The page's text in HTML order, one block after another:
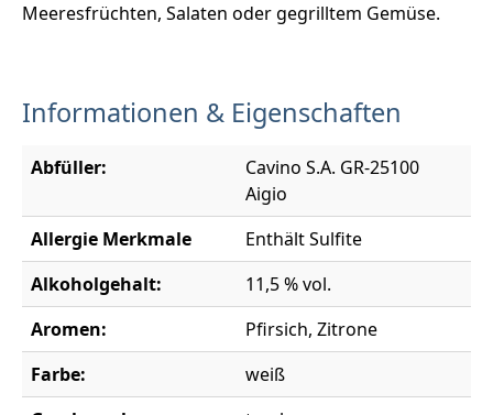
Meeresfrüchten, Salaten oder gegrilltem Gemüse.
Informationen & Eigenschaften
Abfüller:
Cavino S.A. GR-25100
Aigio
Allergie Merkmale
Enthält Sulfite
Alkoholgehalt:
11,5 % vol.
Aromen:
Pfirsich, Zitrone
Farbe:
weiß